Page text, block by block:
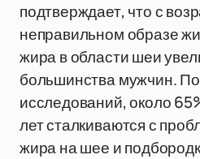
подтверждает, что с
неправильном образе
жира в области шеи
большинства мужчин.
исследований, около
лет сталкиваются с
жира на шее и